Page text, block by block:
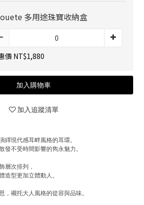
多用途珠寶收納盒
價 NT$1,880
加入購物車
加入追蹤清單
繹現代感耳畔風格的耳環。
發不受時間影響的雋永魅力。
層次排列，
造型更加立體動人。
，襯托大人風格的從容與品味。